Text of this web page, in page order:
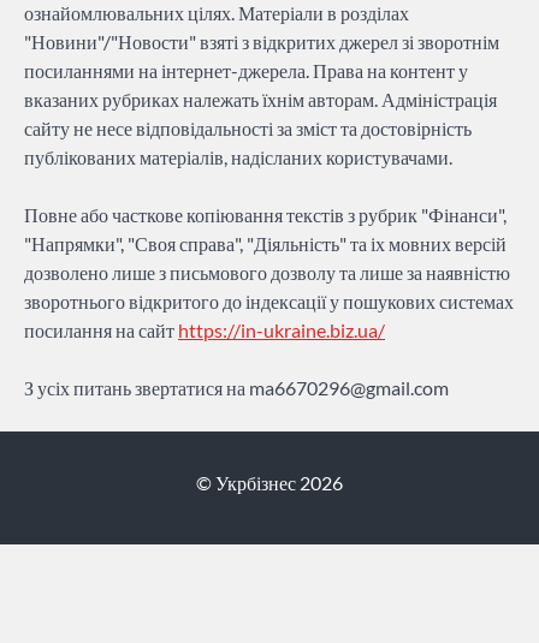
ознайомлювальних цілях. Матеріали в розділах
"Новини"/"Новости" взяті з відкритих джерел зі зворотнім
посиланнями на інтернет-джерела. Права на контент у
вказаних рубриках належать їхнім авторам. Адміністрація
сайту не несе відповідальності за зміст та достовірність
публікованих матеріалів, надісланих користувачами.
Повне або часткове копіювання текстів з рубрик "Фінанси",
"Напрямки", "Своя справа", "Діяльність" та іх мовних версій
дозволено лише з письмового дозволу та лише за наявністю
зворотнього відкритого до індексації у пошукових системах
посилання на сайт https://in-ukraine.biz.ua/
З усіх питань звертатися на ma6670296@gmail.com
© Укрбізнес 2026